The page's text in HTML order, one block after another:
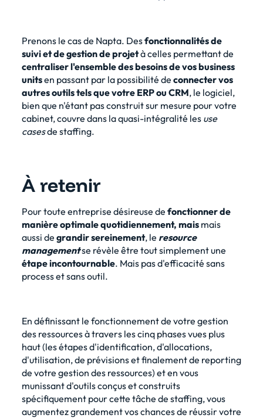
Prenons le cas de Napta. Desfonctionnalités de
suivi et de gestion de projetà celles permettant de
centraliser l'ensemble des besoins de vos business
unitsen passant par la possibilité de connecter vos
autres outils tels que votre ERP ou CRM, le logiciel,
bien que n'étant pas construit sur mesure pour votre
cabinet, couvre dans la quasi-intégralité les use
casesde staffing.
À retenir
Pour toute entreprise désireuse de fonctionner de
manière optimale quotidiennement, maismais
aussi de grandir sereinement, le resource
managementse révèle être tout simplement une
étape incontournable. Mais pas d'efficacité sans
process et sans outil.
En définissant le fonctionnement de votre gestion
des ressources à travers les cinq phases vues plus
haut (les étapes d'identification, d'allocations,
d'utilisation, de prévisions et finalement de reporting
de votre gestion des ressources) et en vous
munissant d'outils conçus et construits
spécifiquement pour cette tâche de staffing, vous
augmentez grandement vos chances de réussir votre